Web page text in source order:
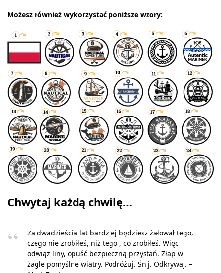
Możesz również wykorzystać poniższe wzory:
Chwytaj każdą chwilę…
Za dwadzieścia lat bardziej będziesz żałował tego,
czego nie zrobiłeś, niż tego , co zrobiłeś. Więc
odwiąż liny, opuść bezpieczną przystań. Złap w
żagle pomyślne wiatry. Podróżuj. Śnij. Odkrywaj. –